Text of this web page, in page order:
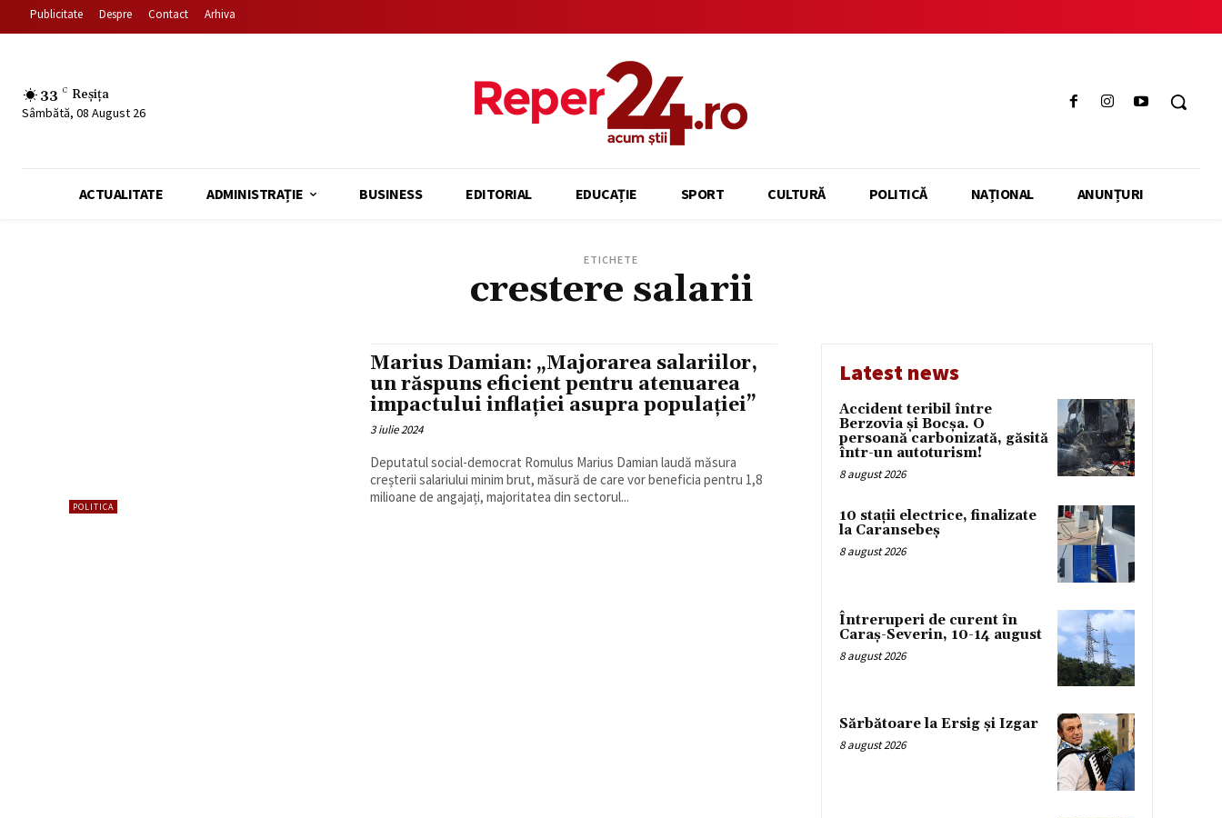
Publicitate Despre Contact Arhiva
33 C Reșița
Sâmbătă, 08 August 26
ACTUALITATE ADMINISTRAȚIE BUSINESS EDITORIAL EDUCAȚIE SPORT CULTURĂ POLITICĂ NAȚIONAL ANUNȚURI
ETICHETE
crestere salarii
POLITICA
Marius Damian: „Majorarea salariilor,
un răspuns eficient pentru atenuarea
impactului inflației asupra populației”
3 iulie 2024
Deputatul social-democrat Romulus Marius Damian laudă măsura
creșterii salariului minim brut, măsură de care vor beneficia pentru 1,8
milioane de angajați, majoritatea din sectorul...
Latest news
Accident teribil între
Berzovia și Bocșa. O
persoană carbonizată, găsită
într-un autoturism!
8 august 2026
10 stații electrice, finalizate
la Caransebeș
8 august 2026
Întreruperi de curent în
Caraș-Severin, 10-14 august
8 august 2026
Sărbătoare la Ersig și Izgar
8 august 2026